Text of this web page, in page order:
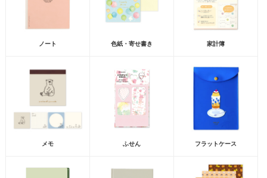
ノート 色紙・寄せ書き 家計簿
メモ ふせん フラットケース